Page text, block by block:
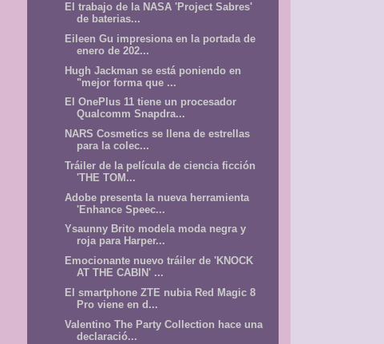
El trabajo de la NASA 'Project Sabres'
de baterias...
Eileen Gu impresiona en la portada de
enero de 202...
Hugh Jackman se está poniendo en
"mejor forma que ...
El OnePlus 11 tiene un procesador
Qualcomm Snapdra...
NARS Cosmetics se llena de estrellas
para la colec...
Tráiler de la película de ciencia ficción
'THE TOM...
Adobe presenta la nueva herramienta
'Enhance Speec...
Ysaunny Brito modela moda negra y
roja para Harper...
Emocionante nuevo tráiler de 'KNOCK
AT THE CABIN' ...
El smartphone ZTE nubia Red Magic 8
Pro viene en d...
Valentino The Party Collection hace una
declaració...